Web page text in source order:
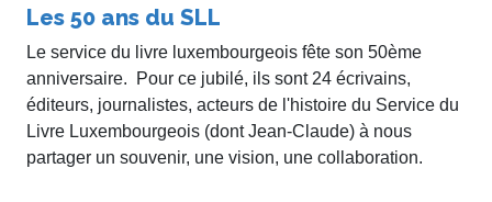
Les 50 ans du SLL
Le service du livre luxembourgeois fête son 50ème
anniversaire. Pour ce jubilé, ils sont 24 écrivains,
éditeurs, journalistes, acteurs de l'histoire du Service du
Livre Luxembourgeois (dont Jean-Claude) à nous
partager un souvenir, une vision, une collaboration.